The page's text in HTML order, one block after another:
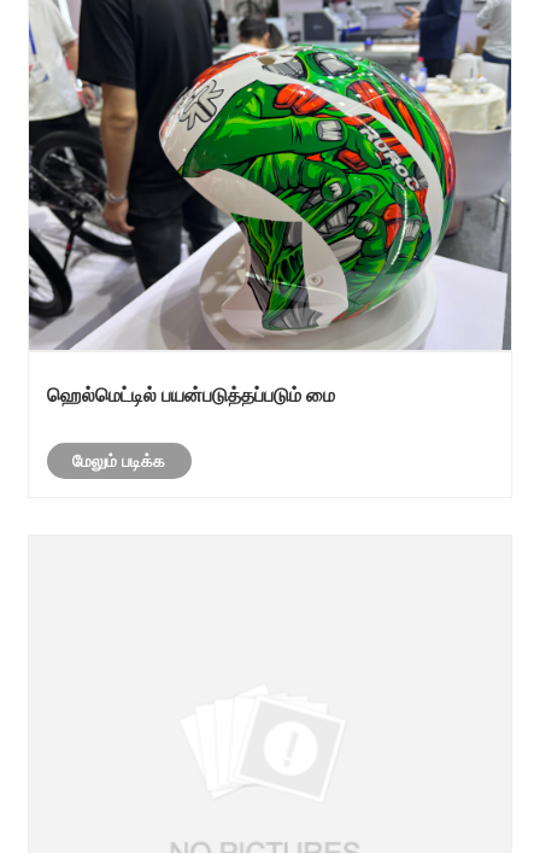
ஹெல்மெட்டில் பயன்படுத்தப்படும் மை
மேலும் படிக்க